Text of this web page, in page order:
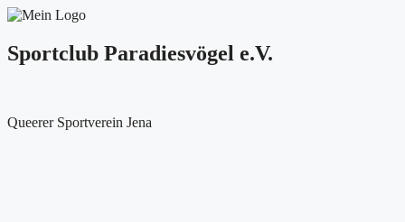
Sportclub Paradiesvögel e.V.
Queerer Sportverein Jena